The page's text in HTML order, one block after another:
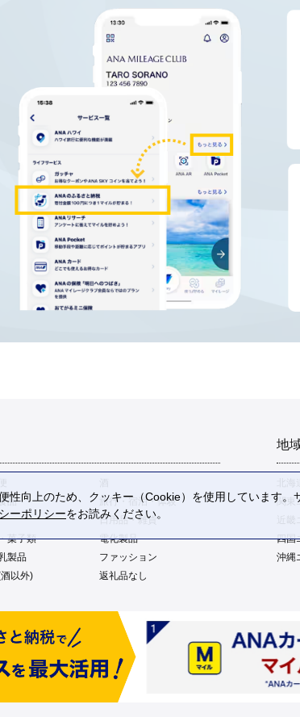
品
旅行・宿泊・体験
日用品・雑貨
菓子類
電化製品
製品
ファッション
以外) 返礼品なし
地
関東
四国
沖縄
性向上のため、クッキー（Cookie）を使用しています
ーポリシーをお読みください。